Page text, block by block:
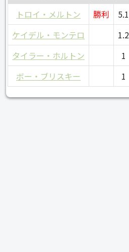
トロイ・メルトン
勝利 5.1
ケイデル・モンテロ
1.2
タイラー・ホルトン
1
ボー・ブリスキー
1